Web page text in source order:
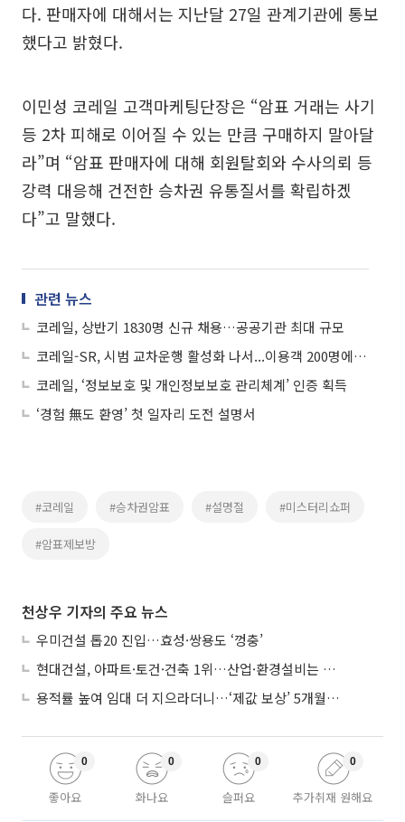
다. 판매자에 대해서는 지난달 27일 관계기관에 통보
했다고 밝혔다.
이민성 코레일 고객마케팅단장은 “암표 거래는 사기
등 2차 피해로 이어질 수 있는 만큼 구매하지 말아달
라”며 “암표 판매자에 대해 회원탈회와 수사의뢰 등
강력 대응해 건전한 승차권 유통질서를 확립하겠
다”고 말했다.
관련 뉴스
코레일, 상반기 1830명 신규 채용…공공기관 최대 규모
코레일-SR, 시범 교차운행 활성화 나서...이용객 200명에 10% 할인권 지급
코레일, ‘정보보호 및 개인정보보호 관리체계’ 인증 획득
‘경험 無도 환영’ 첫 일자리 도전 설명서
#코레일 #승차권암표 #설명절 #미스터리쇼퍼
#암표제보방
천상우 기자의 주요 뉴스
우미건설 톱20 진입…효성·쌍용도 ‘껑충’
현대건설, 아파트·토건·건축 1위…산업·환경설비는 삼성E&A
용적률 높여 임대 더 지으라더니…‘제값 보상’ 5개월째 국회에 발목
좋아요
0
화나요
0
슬퍼요
0
추가취재 원해요
0